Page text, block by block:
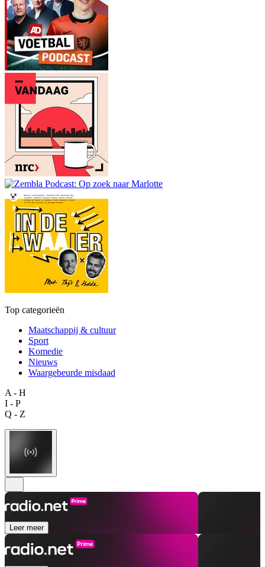
Top categorieën
Maatschappij & cultuur
Sport
Komedie
Nieuws
Waargebeurde misdaad
A - H
I - P
Q - Z
Leer meer